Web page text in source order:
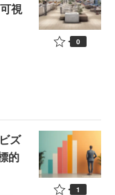
視
0
ズ
的
1